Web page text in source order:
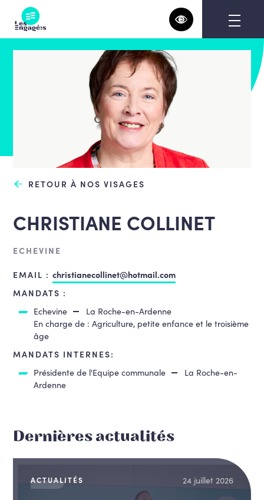
content
RETOUR À NOS VISAGES
CHRISTIANE COLLINET
ECHEVINE
EMAIL :christianecollinet@hotmail.com
MANDATS :
Echevine
La Roche-en-Ardenne
En charge de : Agriculture, petite enfance et le troisième
âge
MANDATS INTERNES:
Présidente de l'Equipe communale
La Roche-en-
Ardenne
Dernières actualités
ACTUALITÉS 24 juillet 2026